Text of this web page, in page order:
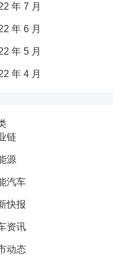
年 7 月
年 6 月
年 5 月
年 4 月
链
源
汽车
快报
资讯
动态